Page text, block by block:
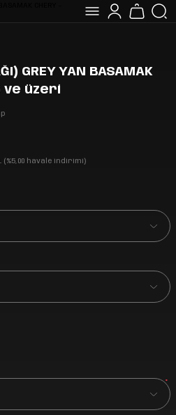
GREY YAN BASAMAK
ve üzeri
(%5,00 havale indirimi)
*